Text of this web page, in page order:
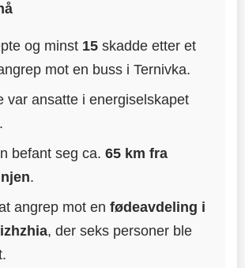
og minst 15 skadde etter et
mot en buss i Ternivka.
var ansatte i energiselskapet
.
befant seg ca.65 km fra
.
angrep mot enfødeavdeling i
, der seks personer ble